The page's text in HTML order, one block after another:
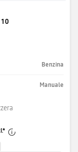
Benzina
Manuale
*